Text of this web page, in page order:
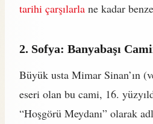
tarihi çarşılarla ne kadar
2. Sofya: Banyabaşı
Büyük usta Mimar Sinan’ın
eseri olan bu cami, 16.
“Hoşgörü Meydanı” olarak